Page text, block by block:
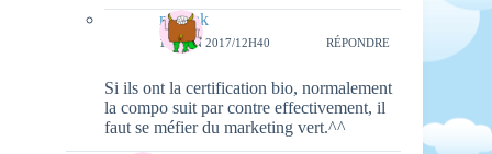
natieak
18 JUIN 2017/12H40 RÉPONDRE
Si ils ont la certification bio, normalement
la compo suit par contre effectivement, il
faut se méfier du marketing vert.^^